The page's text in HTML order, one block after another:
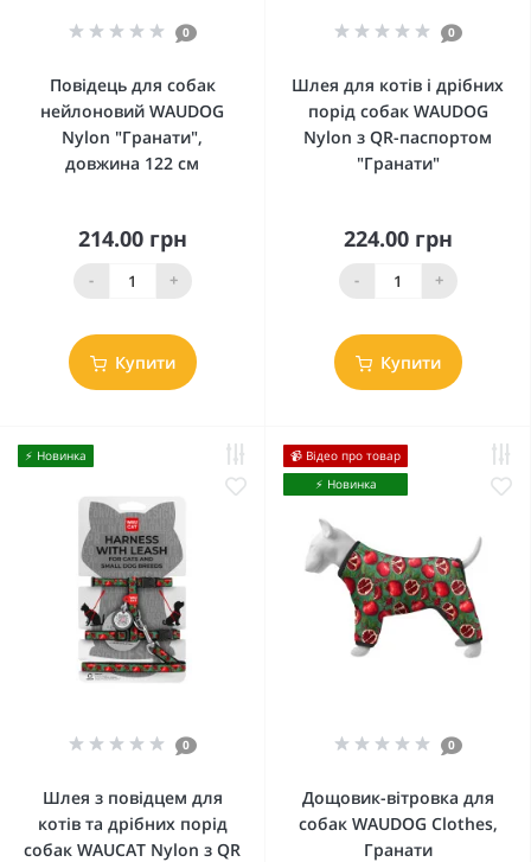
0
Повідець для собак
нейлоновий WAUDOG
Nylon "Гранати",
довжина 122 см
214.00 грн
- +
Купити
0
Шлея для котів і дрібних
порід собак WAUDOG
Nylon з QR-паспортом
"Гранати"
224.00 грн
- +
Купити
⚡️ Новинка
0
Шлея з повідцем для
котів та дрібних порід
собак WAUCAT Nylon з QR
📹 Відео про товар
⚡️ Новинка
0
Дощовик-вітровка для
собак WAUDOG Clothes,
Гранати